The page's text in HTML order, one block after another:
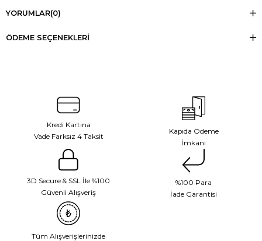
YORUMLAR(0)
ÖDEME SEÇENEKLERI
Kredi Kartına
Vade Farksız 4 Taksit
Kapıda Ödeme
İmkanı
3D Secure & SSL İle %100
Güvenli Alışveriş
%100 Para
İade Garantisi
Tüm Alışverişlerinizde